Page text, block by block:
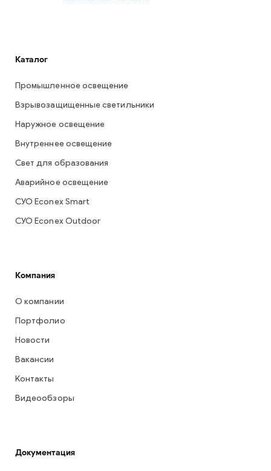
Каталог
Промышленное освещение
Взрывозащищенные светильники
Наружное освещение
Внутреннее освещение
Свет для образования
Аварийное освещение
СУО Econex Smart
СУО Econex Outdoor
Компания
О компании
Портфолио
Новости
Вакансии
Контакты
Видеообзоры
Документация